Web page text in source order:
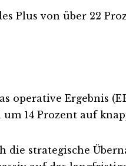
Plus von über 22
Ergebnis
14 Prozent auf
die strategische